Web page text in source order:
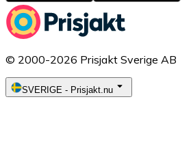
© 2000-2026 Prisjakt Sverige AB
SVERIGE - Prisjakt.nu